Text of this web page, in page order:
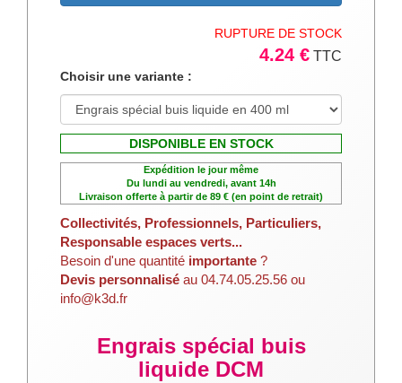
RUPTURE DE STOCK
4.24 € TTC
Choisir une variante :
DISPONIBLE EN STOCK
Expédition le jour même
Du lundi au vendredi, avant 14h
Livraison offerte à partir de 89 € (en point de retrait)
Collectivités, Professionnels, Particuliers,
Responsable espaces verts...
Besoin d'une quantité importante ?
Devis personnalisé au 04.74.05.25.56 ou
info@k3d.fr
Engrais spécial buis
liquide DCM